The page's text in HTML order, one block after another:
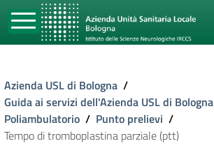
Azienda USL di Bologna /
Guida ai servizi dell'Azienda USL di Bologna
Poliambulatorio / Punto prelievi /
Tempo di tromboplastina parziale (ptt)